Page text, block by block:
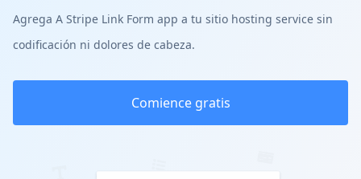
Agrega A Stripe Link Form app a tu sitio hosting service sin
codificación ni dolores de cabeza.
Comience gratis